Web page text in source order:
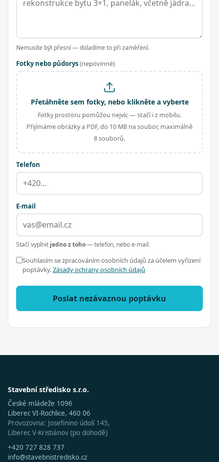
Nemusíte být přesní — doladíme to při zaměření.
Fotky nebo půdorys(nepovinné)
Přetáhněte sem fotky, nebo klikněte a vyberte
Fotky prostoru pomůžou nejvíc — stačí i z mobilu.
Přijímáme obrázky a PDF, do 10 MB na soubor, maximálně
8 souborů.
Telefon
E-mail
Stačí vyplnit jedno z toho— telefon, nebo e-mail.
Souhlasím se zpracováním osobních údajů za účelem vyřízení
poptávky.Zásady ochrany osobních údajů
Poslat nezávaznou poptávku
Stavební středisko s.r.o.
České mládeže 1096
Liberec VI-Rochlice, 460 06
Provozovna: Josefinino údolí 145,
Liberec V-Kristiánov (po dohodě)
+420 727 828 737
info@stavebnistredisko.cz